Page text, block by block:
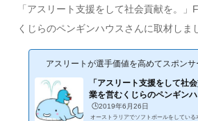
「アスリート支援をして社会貢献を。」
くじらのペンギンハウスさんに取材しま
アスリートが選手価値を高めてスポン
「アスリート支援をして社
業を営むくじらのペンギン
🕒️2019年6月26日
オーストラリアでソフトボールをしている